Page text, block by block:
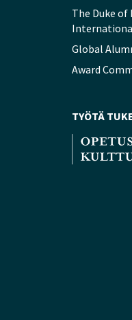
The Duke of
Global
Award
TYÖTÄ